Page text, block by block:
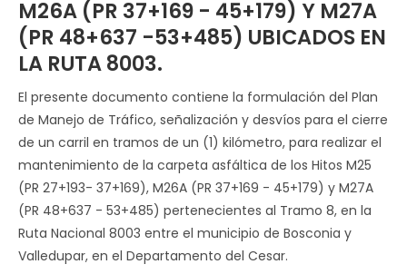
M26A (PR 37+169 - 45+179) Y M27A
(PR 48+637 -53+485) UBICADOS EN
LA RUTA 8003.
El presente documento contiene la formulación del Plan
de Manejo de Tráfico, señalización y desvíos para el cierre
de un carril en tramos de un (1) kilómetro, para realizar el
mantenimiento de la carpeta asfáltica de los Hitos M25
(PR 27+193- 37+169), M26A (PR 37+169 - 45+179) y M27A
(PR 48+637 - 53+485) pertenecientes al Tramo 8, en la
Ruta Nacional 8003 entre el municipio de Bosconia y
Valledupar, en el Departamento del Cesar.